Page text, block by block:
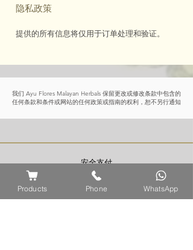
隐私政策
提供的所有信息将仅用于订单处理和验证。
我们 Ayu Flores Malayan Herbals 保留更改或修改条款中包含的
任何条款和条件或网站的任何政策或指南的权利，恕不另行通知
安全支付
Products Phone WhatsApp